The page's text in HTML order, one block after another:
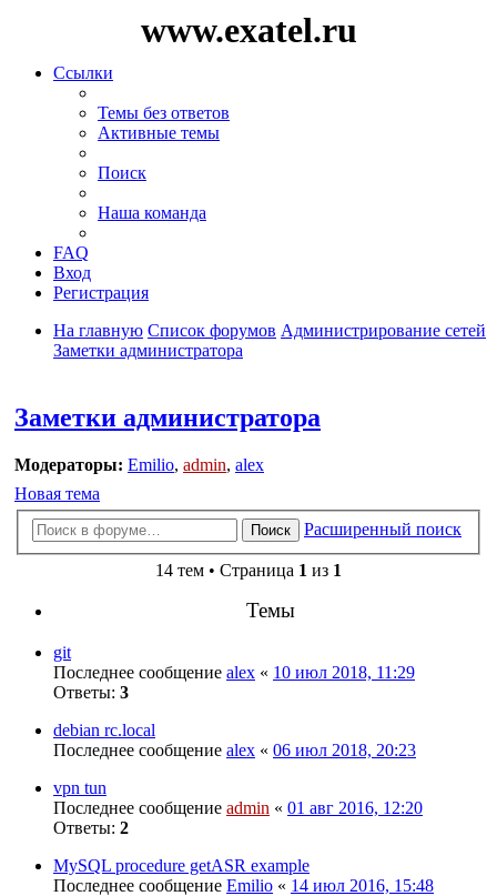
www.exatel.ru
Ссылки
Темы без ответов
Активные темы
Поиск
Наша команда
FAQ
Вход
Регистрация
На главную Список форумов Администрирование сетей
Заметки администратора
Заметки администратора
Модераторы: Emilio, admin, alex
Новая тема
Поиск Расширенный поиск
14 тем • Страница 1 из 1
Темы
git
Последнее сообщение alex « 10 июл 2018, 11:29
Ответы: 3
debian rc.local
Последнее сообщение alex « 06 июл 2018, 20:23
vpn tun
Последнее сообщение admin « 01 авг 2016, 12:20
Ответы: 2
MySQL procedure getASR example
Последнее сообщение Emilio « 14 июл 2016, 15:48